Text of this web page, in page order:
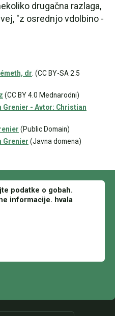
drugačna razlaga,
"z osrednjo vdolbino -
dr . (CC BY-SA 2.5
(CC BY 4.0 Mednarodni)
Grenier - Avtor: Christian
(Public Domain)
Grenier (Javna domena)